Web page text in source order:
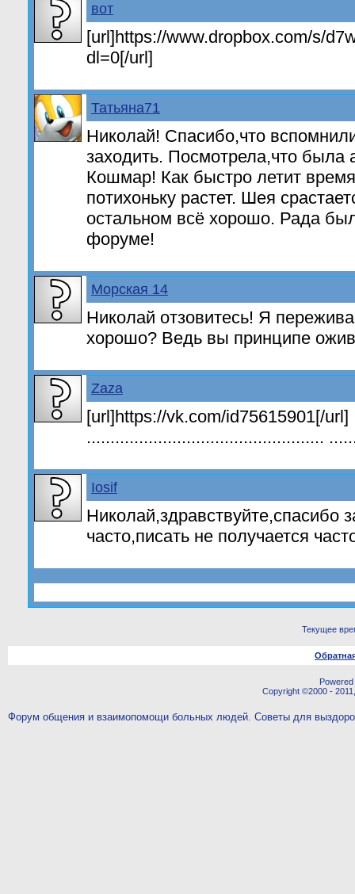
вот
[url]https://www.dropbox.com/s/
dl=0[/url]
Татьяна71
Николай! Спасибо,что
заходить. Посмотрела,что была
Кошмар! Как быстро летит
потихоньку растет. Шея
остальном всё хорошо. Рада
форуме!
Морская 14
Николай отзовитесь! Я
хорошо? Ведь вы принципе
Zaza
[url]https://vk.com/id75615901[/url]
..................................................
Iosif
Николай,здравствуйте,спасибо
часто,писать не получается
Текущее
Copyright ©2000 -
Форум общения и взаимопомощи больных людей. Советы для